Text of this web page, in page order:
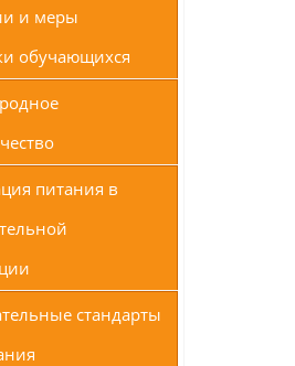
и меры
обучающихся
питания в
стандарты